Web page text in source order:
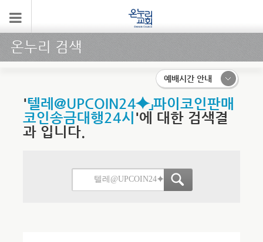
온누리 검색
예배시간 안내
'텔레@UPCOIN24⯌」파이코인판매
코인송금대행24시 '에 대한 검색결
과 입니다.